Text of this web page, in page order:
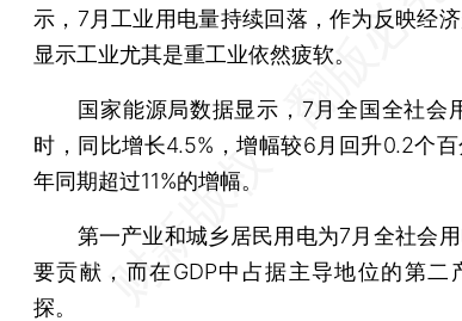
示，7月工业用电量持续回落，作为反映经
显示工业尤其是重工业依然疲软。
国家能源局数据显示，7月全国全社会
时，同比增长4.5%，增幅较6月回升0.2个
年同期超过11%的增幅。
第一产业和城乡居民用电为7月全社会用
要贡献，而在GDP中占据主导地位的第二
探。